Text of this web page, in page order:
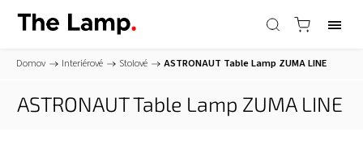
Domov / Interiérové / Stolové / ASTRONAUT Table Lamp ZUMA LINE
ASTRONAUT Table Lamp ZUMA LINE